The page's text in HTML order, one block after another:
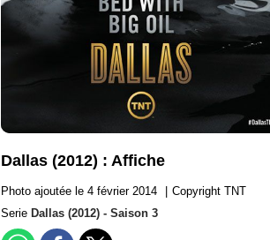
Dallas (2012) : Affiche
Photo ajoutée le 4 février 2014
Copyright TNT
Serie Dallas (2012) - Saison 3